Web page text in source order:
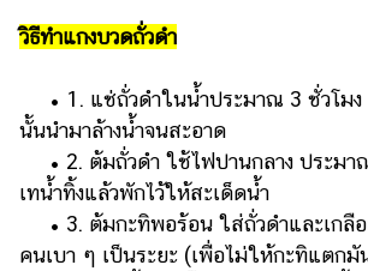
วิธีทำแกงบวดถั่วดำ
• 1. แช่ถั่วดำในน้ำประมาณ 3 ชั่วโมง
นั้นนำมาล้างน้ำจนสะอาด
• 2. ต้มถั่วดำ ใช้ไฟปานกลาง ประมา
เทน้ำทิ้งแล้วพักไว้ให้สะเด็ดน้ำ
• 3. ต้มกะทิพอร้อน ใส่ถั่วดำและเกลื
คนเบา ๆ เป็นระยะ (เพื่อไม่ให้กะทิแตก